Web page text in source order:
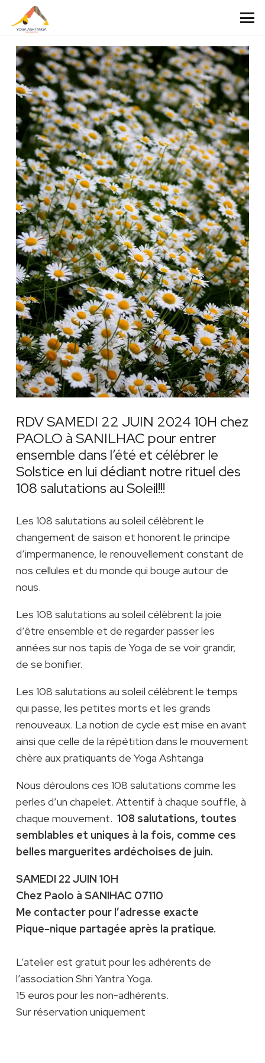
RDV SAMEDI 22 JUIN 2024 10H chez
PAOLO à SANILHAC pour entrer
ensemble dans l’été et célébrer le
Solstice en lui dédiant notre rituel des
108 salutations au Soleil!!!
Les 108 salutations au soleil célèbrent le
changement de saison et honorent le principe
d’impermanence, le renouvellement constant de
nos cellules et du monde qui bouge autour de
nous.
Les 108 salutations au soleil célèbrent la joie
d’être ensemble et de regarder passer les
années sur nos tapis de Yoga de se voir grandir,
de se bonifier.
Les 108 salutations au soleil célèbrent le temps
qui passe, les petites morts et les grands
renouveaux. La notion de cycle est mise en avant
ainsi que celle de la répétition dans le mouvement
chère aux pratiquants de Yoga Ashtanga
Nous déroulons ces 108 salutations comme les
perles d’un chapelet. Attentif à chaque souffle, à
chaque mouvement. 108 salutations, toutes
semblables et uniques à la fois, comme ces
belles marguerites ardéchoises de juin.
SAMEDI 22 JUIN 10H
Chez Paolo à SANIHAC 07110
Me contacter pour l’adresse exacte
Pique-nique partagée après la pratique.
L’atelier est gratuit pour les adhérents de
l’association Shri Yantra Yoga.
15 euros pour les non-adhérents.
Sur réservation uniquement